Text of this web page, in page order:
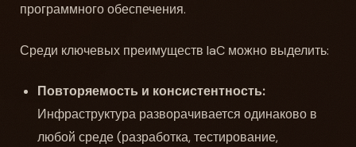
программного обеспечения.
Среди ключевых преимуществ IaC можно выделить:
Повторяемость и консистентность:
Инфраструктура разворачивается одинаково в
любой среде (разработка, тестирование,